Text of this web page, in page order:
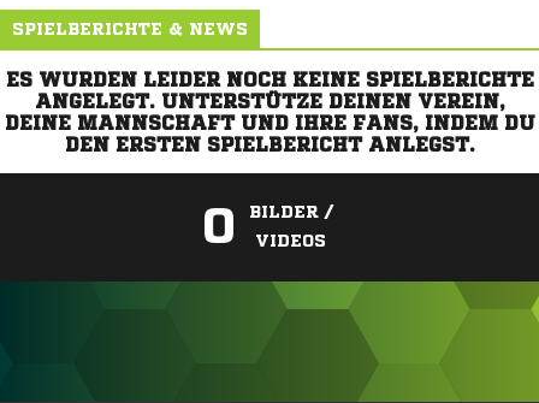
SPIELBERICHTE & NEWS
ES WURDEN LEIDER NOCH KEINE SPIELBERICHTE
ANGELEGT. UNTERSTÜTZE DEINEN VEREIN,
DEINE MANNSCHAFT UND IHRE FANS, INDEM DU
DEN ERSTEN SPIELBERICHT ANLEGST.
0
BILDER /
VIDEOS